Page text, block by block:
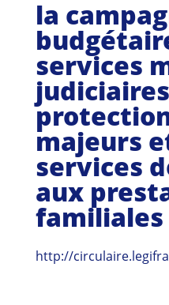
Formations
Projets Fédéraux
Espace emploi
Guides et outils
Actualités
la
services
majeurs
services
aux
familiales
http://